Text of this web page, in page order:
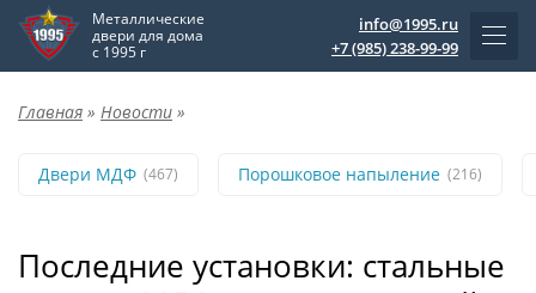
Металлические
двери для дома
с 1995 г
info@1995.ru
+7 (985) 238-99-99
Главная » Новости »
Двери МДФ (467) Порошковое напыление (216)
Последние установки: стальные